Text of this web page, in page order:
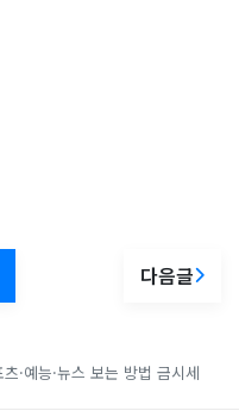
다음글
·예능·뉴스 보는 방법 금시세